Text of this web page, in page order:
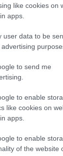
like cookies on
apps.
user data to be
to send me
to enable
like cookies on
apps.
to enable
of the website
az neked
is törekedsz,
a
és a
lehető legtöbb